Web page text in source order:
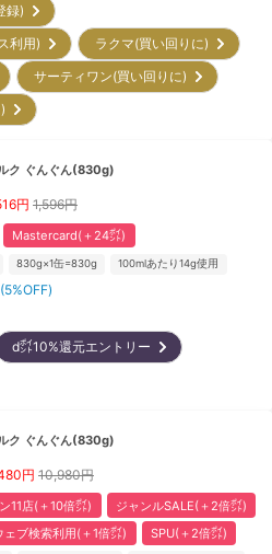
録)
ス利用)
ラクマ(買い回りに)
サーティワン(買い回りに)
)
ク ぐんぐん(830g)
円 1,596円
Mastercard(＋24㌽)
830g×1缶=830g 100mlあたり14g使用
d㌽10%還元エントリー
ク ぐんぐん(830g)
円 10,980円
11店(＋10倍㌽)
ジャンルSALE(＋2倍㌽)
ェブ検索利用(＋1倍㌽) SPU(＋2倍㌽)